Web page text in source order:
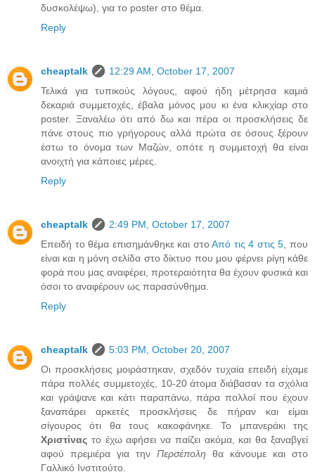
δυσκολέψω), για το poster στο θέμα.
Reply
cheaptalk
12:29 AM, October 17, 2007
Τελικά για τυπικούς λόγους, αφού ήδη μέτρησα καμιά
δεκαριά συμμετοχές, έβαλα μόνος μου κι ένα κλικχίαρ στο
poster. Ξαναλέω ότι από δω και πέρα οι προσκλήσεις δε
πάνε στους πιο γρήγορους αλλά πρώτα σε όσους ξέρουν
έστω το όνομα των Μαζών, οπότε η συμμετοχή θα είναι
ανοιχτή για κάποιες μέρες.
Reply
cheaptalk
2:49 PM, October 17, 2007
Επειδή το θέμα επισημάνθηκε και στοΑπό τις 4 στις 5 , που
είναι και η μόνη σελίδα στο δίκτυο που μου φέρνει ρίγη κάθε
φορά που μας αναφέρει, προτεραιότητα θα έχουν φυσικά και
όσοι το αναφέρουν ως παρασύνθημα.
Reply
cheaptalk
5:03 PM, October 20, 2007
Οι προσκλήσεις μοιράστηκαν, σχεδόν τυχαία επειδή είχαμε
πάρα πολλές συμμετοχές, 10-20 άτομα διάβασαν τα σχόλια
και γράψανε και κάτι παραπάνω, πάρα πολλοί που έχουν
ξαναπάρει αρκετές προσκλήσεις δε πήραν και είμαι
σίγουρος ότι θα τους κακοφάνηκε. Το μπανεράκι της
Χριστίνας το έχω αφήσει να παίζει ακόμα, και θα ξαναβγεί
αφού πρεμιέρα για την Περσέπολη θα κάνουμε και στο
Γαλλικό Ινστιτούτο.